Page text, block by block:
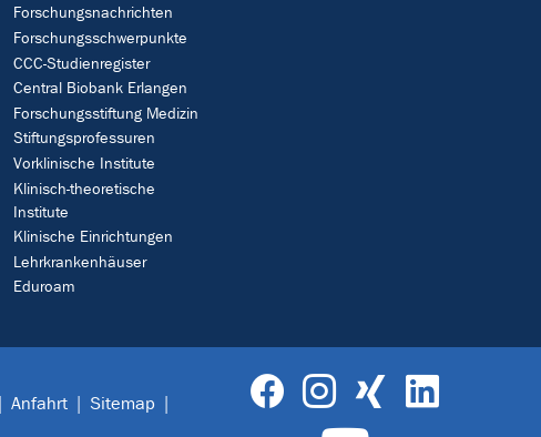
Forschungsnachrichten
Forschungsschwerpunkte
CCC-Studienregister
Central Biobank Erlangen
Forschungsstiftung Medizin
Stiftungsprofessuren
Vorklinische Institute
Klinisch-theoretische
Institute
Klinische Einrichtungen
Lehrkrankenhäuser
Eduroam
Anfahrt
Sitemap